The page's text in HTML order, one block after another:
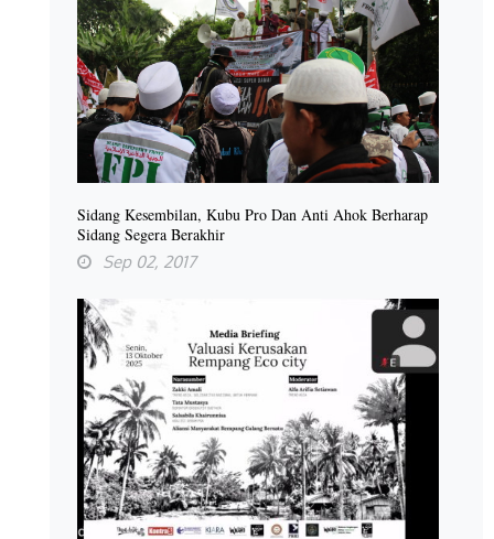
Sidang Kesembilan, Kubu Pro Dan Anti Ahok Berharap
Sidang Segera Berakhir
Sep 02, 2017